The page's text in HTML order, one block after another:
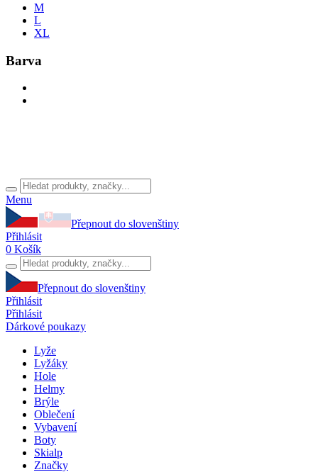
M
L
XL
Barva
Menu
Přepnout do slovenštiny
Přihlásit
0 Košík
Přepnout do slovenštiny
Přihlásit
Přihlásit
Dárkové poukazy
Lyže
Lyžáky
Hole
Helmy
Brýle
Oblečení
Vybavení
Boty
Skialp
Značky